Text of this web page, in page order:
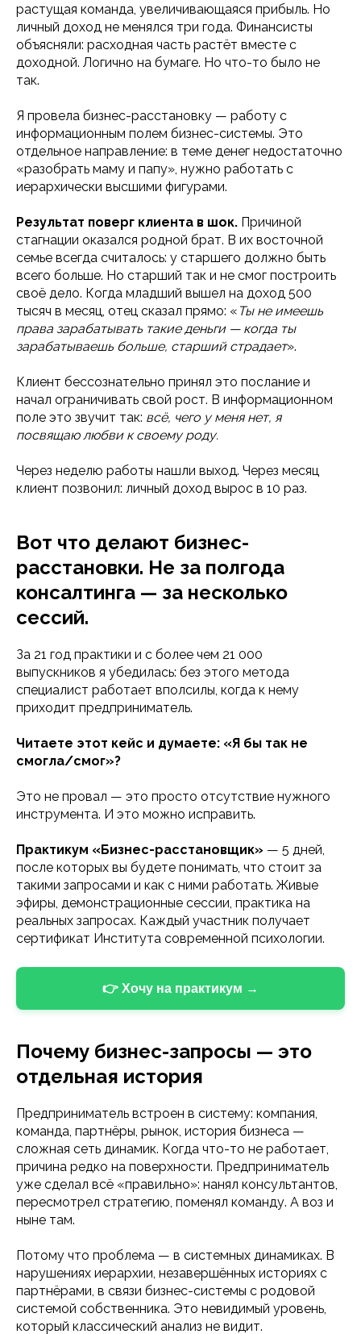
растущая команда, увеличивающаяся прибыль. Но
личный доход не менялся три года. Финансисты
объясняли: расходная часть растёт вместе с
доходной. Логично на бумаге. Но что-то было не
так.
Я провела бизнес-расстановку — работу с
информационным полем бизнес-системы. Это
отдельное направление: в теме денег недостаточно
«разобрать маму и папу», нужно работать с
иерархически высшими фигурами.
Результат поверг клиента в шок. Причиной
стагнации оказался родной брат. В их восточной
семье всегда считалось: у старшего должно быть
всего больше. Но старший так и не смог построить
своё дело. Когда младший вышел на доход 500
тысяч в месяц, отец сказал прямо: « Ты не имеешь
права зарабатывать такие деньги — когда ты
зарабатываешь больше, старший страдает».
Клиент бессознательно принял это послание и
начал ограничивать свой рост. В информационном
поле это звучит так: всё, чего у меня нет, я
посвящаю любви к своему роду.
Через неделю работы нашли выход. Через месяц
клиент позвонил: личный доход вырос в 10 раз.
Вот что делают бизнес-
расстановки. Не за полгода
консалтинга — за несколько
сессий.
За 21 год практики и с более чем 21 000
выпускников я убедилась: без этого метода
специалист работает вполсилы, когда к нему
приходит предприниматель.
Читаете этот кейс и думаете: «Я бы так не
смогла/смог»?
Это не провал — это просто отсутствие нужного
инструмента. И это можно исправить.
Практикум «Бизнес-расстановщик» — 5 дней,
после которых вы будете понимать, что стоит за
такими запросами и как с ними работать. Живые
эфиры, демонстрационные сессии, практика на
реальных запросах. Каждый участник получает
сертификат Института современной психологии.
👉 Хочу на практикум →
Почему бизнес-запросы — это
отдельная история
Предприниматель встроен в систему: компания,
команда, партнёры, рынок, история бизнеса —
сложная сеть динамик. Когда что-то не работает,
причина редко на поверхности. Предприниматель
уже сделал всё «правильно»: нанял консультантов,
пересмотрел стратегию, поменял команду. А воз и
ныне там.
Потому что проблема — в системных динамиках. В
нарушениях иерархии, незавершённых историях с
партнёрами, в связи бизнес-системы с родовой
системой собственника. Это невидимый уровень,
который классический анализ не видит.